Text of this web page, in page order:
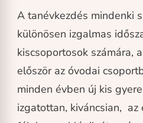
A tanévkezdés mindenki
különösen izgalmas
kiscsoportosok számára,
először az óvodai
minden évben új kis
izgatottan, kiváncsian,